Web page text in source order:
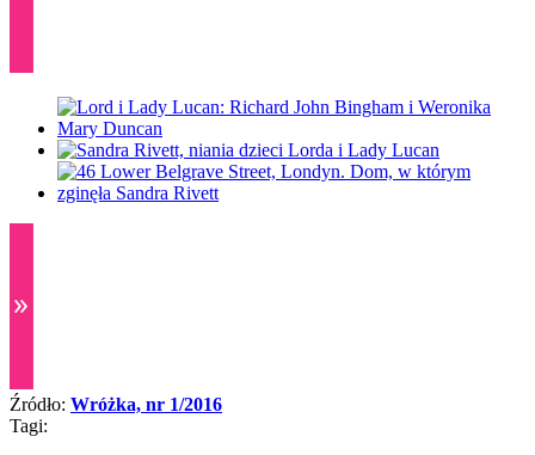
Źródło: Wróżka, nr 1/2016
Tagi: